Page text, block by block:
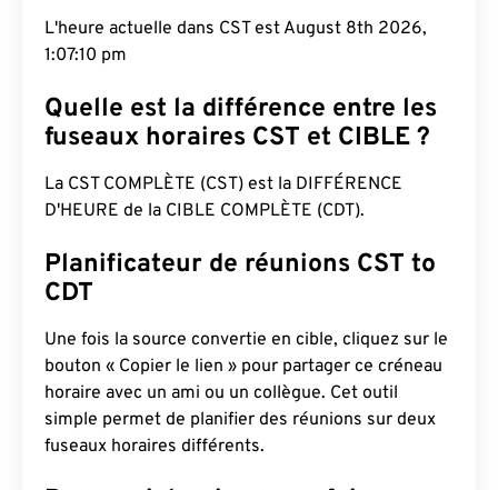
L'heure actuelle dans CST est August 8th 2026,
1:07:11 pm
Quelle est la différence entre les
fuseaux horaires CST et CIBLE ?
La CST COMPLÈTE (CST) est la DIFFÉRENCE
D'HEURE de la CIBLE COMPLÈTE (CDT).
Planificateur de réunions CST to
CDT
Une fois la source convertie en cible, cliquez sur le
bouton « Copier le lien » pour partager ce créneau
horaire avec un ami ou un collègue. Cet outil
simple permet de planifier des réunions sur deux
fuseaux horaires différents.